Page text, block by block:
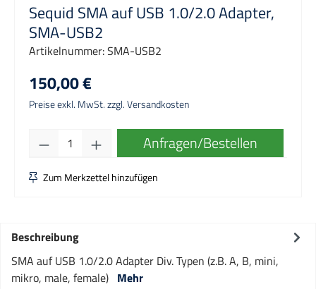
Sequid SMA auf USB 1.0/2.0 Adapter,
SMA-USB2
Artikelnummer:SMA-USB2
150,00 €
Preise exkl. MwSt. zzgl. Versandkosten
Produkt Anzahl: Gib den gewünschten
Anfragen/Bestellen
Zum Merkzettel hinzufügen
Beschreibung
SMA auf USB 1.0/2.0 Adapter Div. Typen (z.B. A, B, mini,
mikro, male, female) Mehr